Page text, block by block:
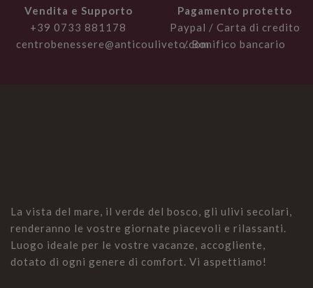
Vendita e Supporto
+39 0733 881178
centrobenessere@anticouliveto.com
Pagamento protetto
Paypal / Carta di credito
/ Bonifico bancario
La vista del mare, il verde del bosco, gli ulivi secolari,
renderanno le vostre giornate piacevoli e rilassanti.
Luogo ideale per le vostre vacanze, accogliente,
dotato di ogni genere di comfort. Vi aspettiamo!